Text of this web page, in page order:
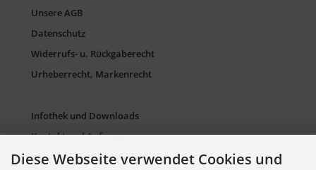
Unsere AGB
Datenschutz
Widerrufs- u. Rückgaberecht
Urheberrecht, Markenrecht
Infothek und Downloads
Kontakt und Anfragen
Verpackung und Entsorgung
Diese Webseite verwendet Cookies und